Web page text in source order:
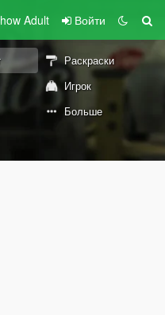
Adult Войти
Раскраски
Игрок
Больше